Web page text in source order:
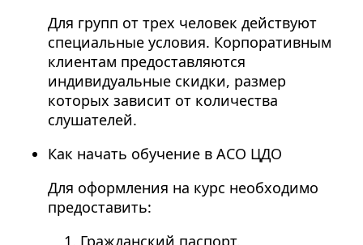
Для групп от трех человек действуют
специальные условия. Корпоративным
клиентам предоставляются
индивидуальные скидки, размер
которых зависит от количества
слушателей.
Как начать обучение в АСО ЦДО
Для оформления на курс необходимо
предоставить: